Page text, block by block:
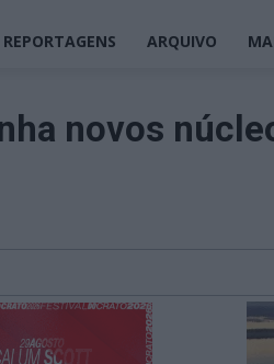
REPORTAGENS ARQUIVO
novos